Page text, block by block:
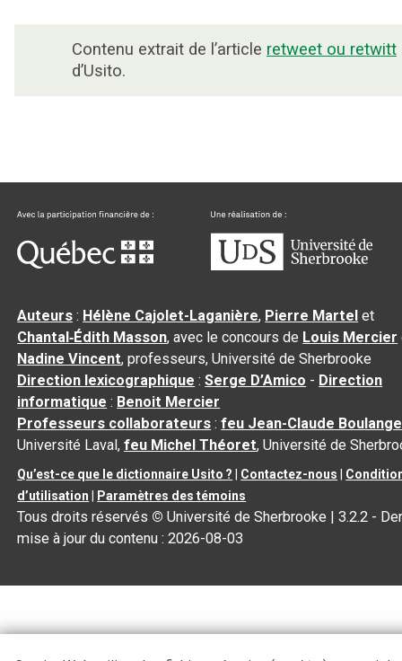
Contenu extrait de l’article retweet ou retwitt
d’Usito.
Auteurs : Hélène Cajolet-Laganière, Pierre Martel et
Chantal‑Édith Masson, avec le concours de Louis Mercier
Nadine Vincent, professeurs, Université de Sherbrooke
Direction lexicographique :Serge D’Amico - Direction
informatique : Benoit Mercier
Professeurs collaborateurs :feu Jean-Claude
Université Laval,feu Michel Théoret, Université de
Qu’est-ce que le dictionnaire Usito ? Contactez-nous
d’utilisation
Paramètres des témoins
Tous droits réservés © Université de Sherbrooke |3.2.2 -
mise à jour du contenu :2026-08-03